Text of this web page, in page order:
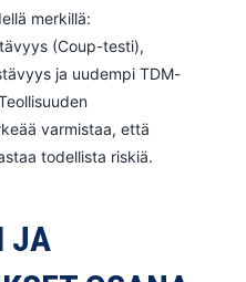
merkillä:
(Coup-testi),
ja uudempi TDM-
varmistaa, että
todellista riskiä.
JA